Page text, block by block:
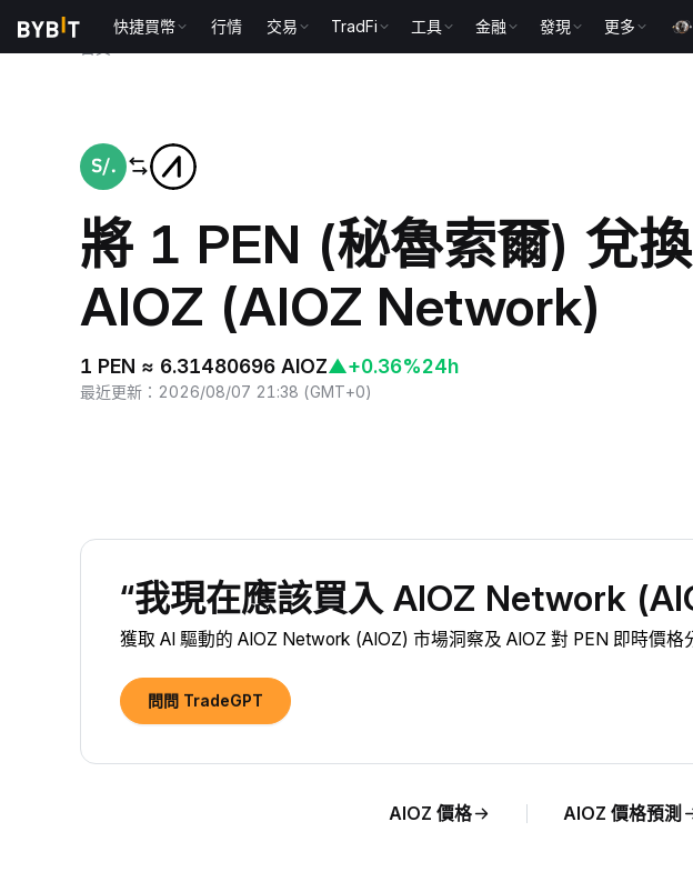
快捷買幣 行情 交易 TradFi 工具 金融 發現 更多
將 1 PEN (秘魯索爾) 兌
AIOZ (AIOZ Network)
1 PEN ≈ 6.31480696 AIOZ▲+0.36%24h
最近更新 ： 2026/08/07 21:38 (GMT+0)
“我現在應該買入 AIOZ Network
獲取 AI 驅動的 AIOZ Network (AIOZ) 市場洞察及 AIOZ 對 PEN 即時價格
問問 TradeGPT
AIOZ 價格 AIOZ 價格預測